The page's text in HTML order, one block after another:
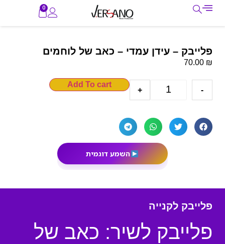
0
פלייבק – עידן עמדי – כאב של לוחמים
70.00 ₪
-
+
Add To cart
השמע דוגמית
פלייבק לקנייה
פלייבק לשיר: כאב של